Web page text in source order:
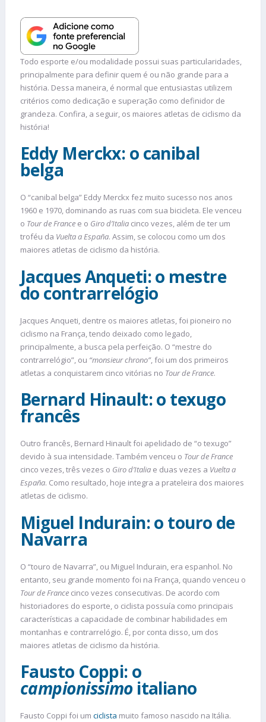
Todo esporte e/ou modalidade possui suas particularidades,
principalmente para definir quem é ou não grande para a
história. Dessa maneira, é normal que entusiastas utilizem
critérios como dedicação e superação como definidor de
grandeza. Confira, a seguir, os maiores atletas de ciclismo da
história!
Eddy Merckx: o canibal
belga
O “canibal belga” Eddy Merckx fez muito sucesso nos anos
1960 e 1970, dominando as ruas com sua bicicleta. Ele venceu
o Tour de France e o Giro d’Italia cinco vezes, além de ter um
troféu da Vuelta a España. Assim, se colocou como um dos
maiores atletas de ciclismo da história.
Jacques Anqueti: o mestre
do contrarrelógio
Jacques Anqueti, dentre os maiores atletas, foi pioneiro no
ciclismo na França, tendo deixado como legado,
principalmente, a busca pela perfeição. O “mestre do
contrarrelógio”, ou “monsieur chrono”, foi um dos primeiros
atletas a conquistarem cinco vitórias no Tour de France.
Bernard Hinault: o texugo
francês
Outro francês, Bernard Hinault foi apelidado de “o texugo”
devido à sua intensidade. Também venceu o Tour de France
cinco vezes, três vezes o Giro d’Italia e duas vezes a Vuelta a
España. Como resultado, hoje integra a prateleira dos maiores
atletas de ciclismo.
Miguel Indurain: o touro de
Navarra
O “touro de Navarra”, ou Miguel Indurain, era espanhol. No
entanto, seu grande momento foi na França, quando venceu o
Tour de France cinco vezes consecutivas. De acordo com
historiadores do esporte, o ciclista possuía como principais
características a capacidade de combinar habilidades em
montanhas e contrarrelógio. É, por conta disso, um dos
maiores atletas de ciclismo da história.
Fausto Coppi: o
campionissimoitaliano
Fausto Coppi foi um ciclista muito famoso nascido na Itália.